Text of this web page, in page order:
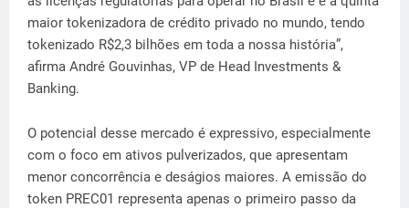
maior tokenizadora de crédito privado no mundo, tendo
tokenizado R$2,3 bilhões em toda a nossa história”,
afirma André Gouvinhas, VP de Head Investments &
Banking.
O potencial desse mercado é expressivo, especialmente
com o foco em ativos pulverizados, que apresentam
menor concorrência e deságios maiores. A emissão do
token PREC01 representa apenas o primeiro passo da